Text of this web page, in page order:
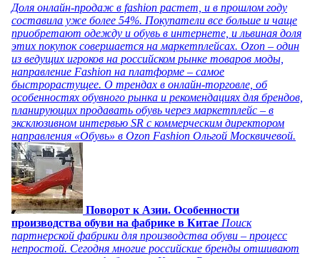
Доля онлайн-продаж в fashion растет, и в прошлом году
составила уже более 54%. Покупатели все больше и чаще
приобретают одежду и обувь в интернете, и львиная доля
этих покупок совершается на маркетплейсах. Ozon – один
из ведущих игроков на российском рынке товаров моды,
направление Fashion на платформе – самое
быстрорастущее. О трендах в онлайн-торговле, об
особенностях обувного рынка и рекомендациях для брендов,
планирующих продавать обувь через маркетплейс – в
эксклюзивном интервью SR с коммерческим директором
направления «Обувь» в Ozon Fashion Ольгой Москвичевой.
Поворот к Азии. Особенности
производства обуви на фабрике в Китае Поиск
партнерской фабрики для производства обуви – процесс
непростой. Сегодня многие российские бренды отшивают